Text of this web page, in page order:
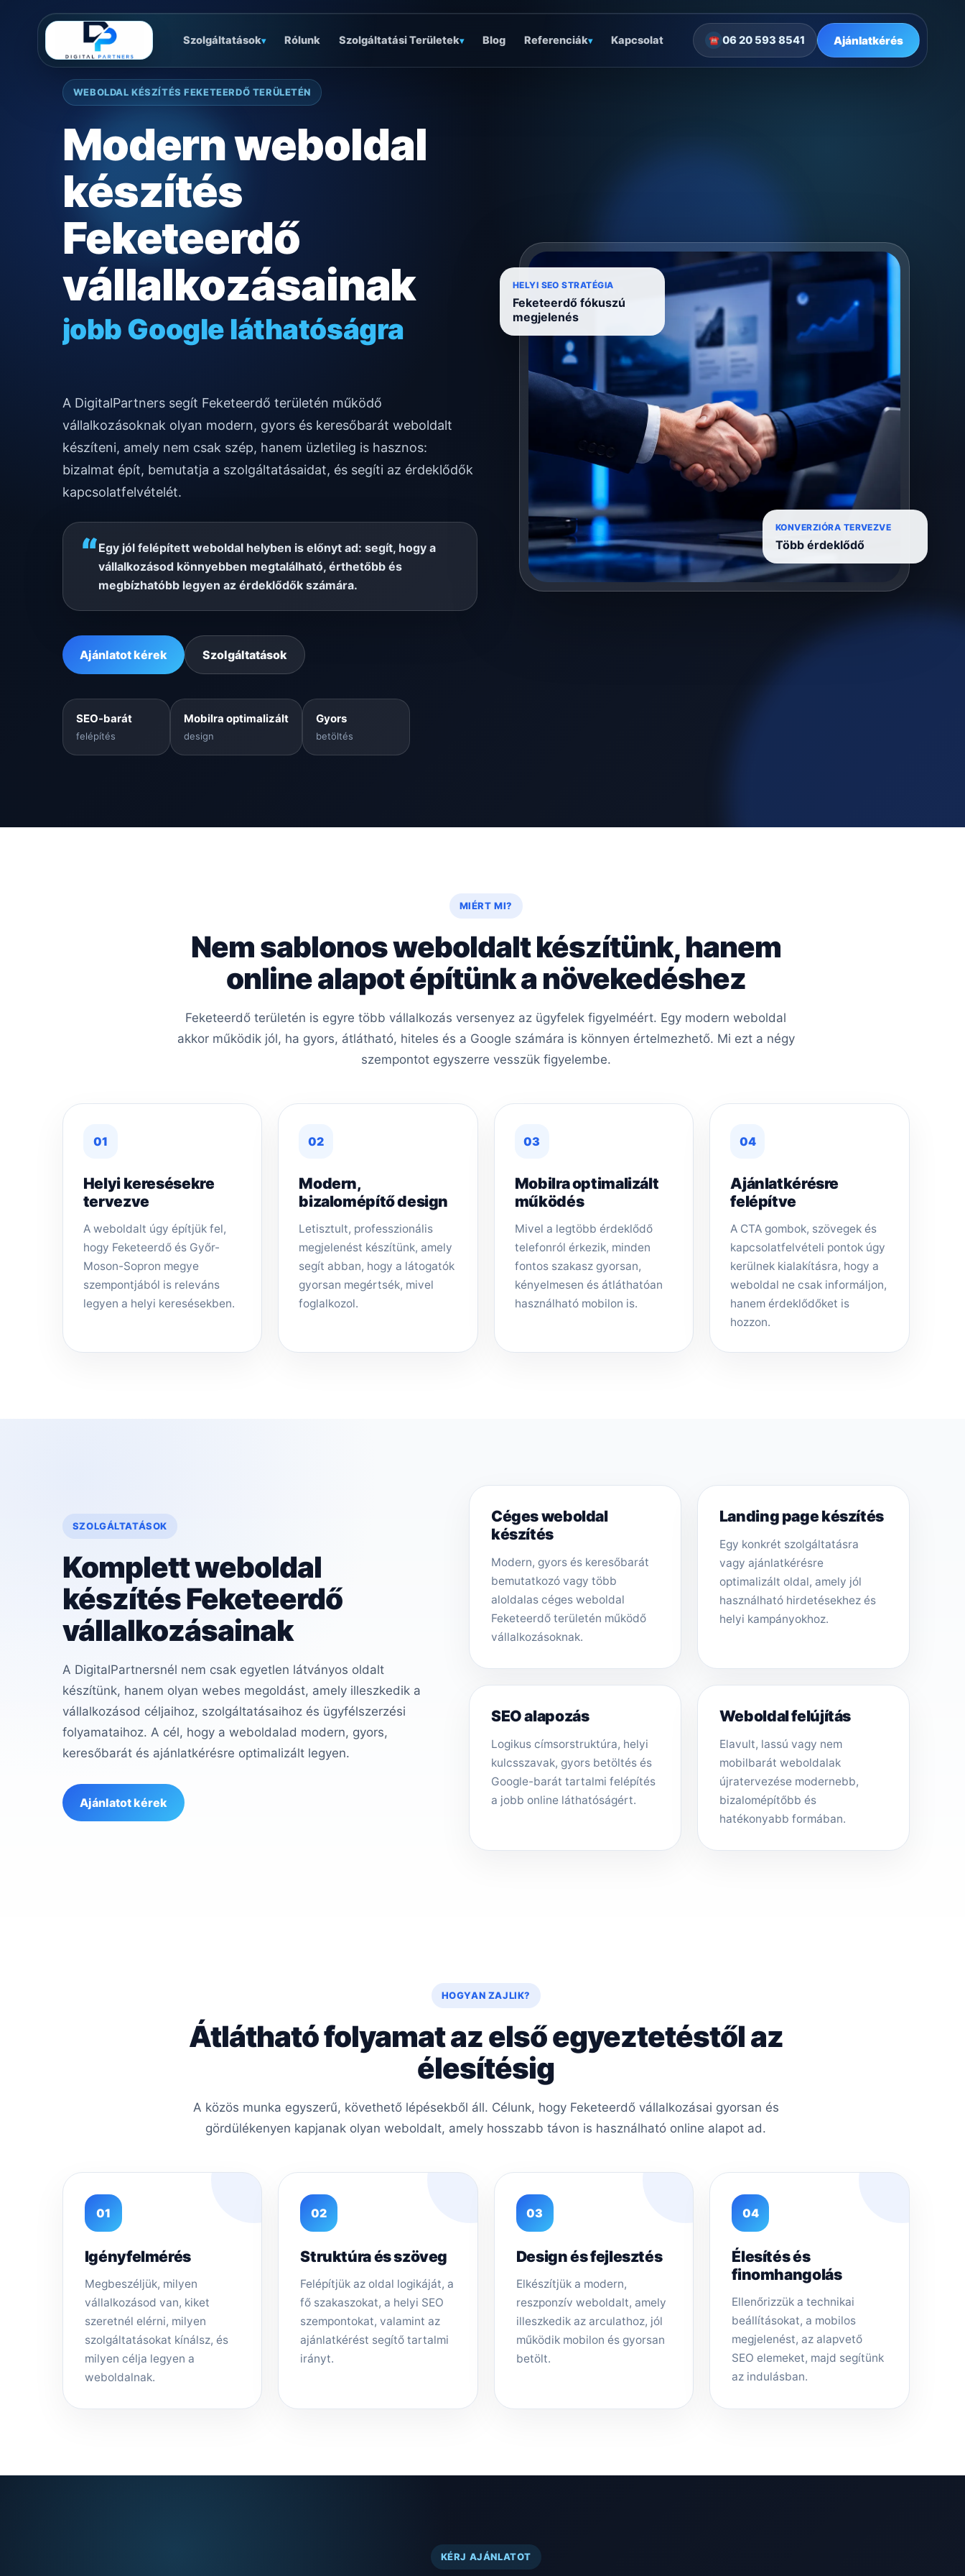
Szolgáltatások▾ Rólunk Szolgáltatási Területek▾ Blog Referenciák▾ Kapcsolat ☎ 06 20 593 8541 Ajánlatkérés
WEBOLDAL KÉSZÍTÉS FEKETEERDŐ TERÜLETÉN
Modern weboldal
készítés
Feketeerdő
vállalkozásainak
gyors mobilos működésre
A DigitalPartners segít Feketeerdő területén működő
vállalkozásoknak olyan modern, gyors és keresőbarát weboldalt
készíteni, amely nem csak szép, hanem üzletileg is hasznos:
bizalmat épít, bemutatja a szolgáltatásaidat, és segíti az érdeklődők
kapcsolatfelvételét.
“Egy jól felépített weboldal helyben is előnyt ad: segít, hogy a
vállalkozásod könnyebben megtalálható, érthetőbb és
megbízhatóbb legyen az érdeklődők számára.
Ajánlatot kérek Szolgáltatások
SEO-barát
felépítés
Mobilra optimalizált
design
Gyors
betöltés
HELYI SEO STRATÉGIA
Feketeerdő fókuszú
megjelenés
KONVERZIÓRA TERVEZVE
Több érdeklődő
MIÉRT MI?
Nem sablonos weboldalt készítünk, hanem
online alapot építünk a növekedéshez
Feketeerdő területén is egyre több vállalkozás versenyez az ügyfelek figyelméért. Egy modern weboldal
akkor működik jól, ha gyors, átlátható, hiteles és a Google számára is könnyen értelmezhető. Mi ezt a négy
szempontot egyszerre vesszük figyelembe.
01
Helyi keresésekre
tervezve
A weboldalt úgy építjük fel,
hogy Feketeerdő és Győr-
Moson-Sopron megye
szempontjából is releváns
legyen a helyi keresésekben.
02
Modern,
bizalomépítő design
Letisztult, professzionális
megjelenést készítünk, amely
segít abban, hogy a látogatók
gyorsan megértsék, mivel
foglalkozol.
03
Mobilra optimalizált
működés
Mivel a legtöbb érdeklődő
telefonról érkezik, minden
fontos szakasz gyorsan,
kényelmesen és átláthatóan
használható mobilon is.
04
Ajánlatkérésre
felépítve
A CTA gombok, szövegek és
kapcsolatfelvételi pontok úgy
kerülnek kialakításra, hogy a
weboldal ne csak informáljon,
hanem érdeklődőket is
hozzon.
SZOLGÁLTATÁSOK
Komplett weboldal
készítés Feketeerdő
vállalkozásainak
A DigitalPartnersnél nem csak egyetlen látványos oldalt
készítünk, hanem olyan webes megoldást, amely illeszkedik a
vállalkozásod céljaihoz, szolgáltatásaihoz és ügyfélszerzési
folyamataihoz. A cél, hogy a weboldalad modern, gyors,
keresőbarát és ajánlatkérésre optimalizált legyen.
Ajánlatot kérek
Céges weboldal
készítés
Modern, gyors és keresőbarát
bemutatkozó vagy több
aloldalas céges weboldal
Feketeerdő területén működő
vállalkozásoknak.
Landing page készítés
Egy konkrét szolgáltatásra
vagy ajánlatkérésre
optimalizált oldal, amely jól
használható hirdetésekhez és
helyi kampányokhoz.
SEO alapozás
Logikus címsorstruktúra, helyi
kulcsszavak, gyors betöltés és
Google-barát tartalmi felépítés
a jobb online láthatóságért.
Weboldal felújítás
Elavult, lassú vagy nem
mobilbarát weboldalak
újratervezése modernebb,
bizalomépítőbb és
hatékonyabb formában.
HOGYAN ZAJLIK?
Átlátható folyamat az első egyeztetéstől az
élesítésig
A közös munka egyszerű, követhető lépésekből áll. Célunk, hogy Feketeerdő vállalkozásai gyorsan és
gördülékenyen kapjanak olyan weboldalt, amely hosszabb távon is használható online alapot ad.
01
Igényfelmérés
Megbeszéljük, milyen
vállalkozásod van, kiket
szeretnél elérni, milyen
szolgáltatásokat kínálsz, és
milyen célja legyen a
weboldalnak.
02
Struktúra és szöveg
Felépítjük az oldal logikáját, a
fő szakaszokat, a helyi SEO
szempontokat, valamint az
ajánlatkérést segítő tartalmi
irányt.
03
Design és fejlesztés
Elkészítjük a modern,
reszponzív weboldalt, amely
illeszkedik az arculathoz, jól
működik mobilon és gyorsan
betölt.
04
Élesítés és
finomhangolás
Ellenőrizzük a technikai
beállításokat, a mobilos
megjelenést, az alapvető
SEO elemeket, majd segítünk
az indulásban.
KÉRJ AJÁNLATOT